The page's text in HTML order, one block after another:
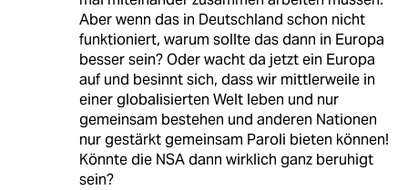
Aber wenn das in Deutschland schon nicht
funktioniert, warum sollte das dann in Europa
besser sein? Oder wacht da jetzt ein Europa
auf und besinnt sich, dass wir mittlerweile in
einer globalisierten Welt leben und nur
gemeinsam bestehen und anderen Nationen
nur gestärkt gemeinsam Paroli bieten können!
Könnte die NSA dann wirklich ganz beruhigt
sein?